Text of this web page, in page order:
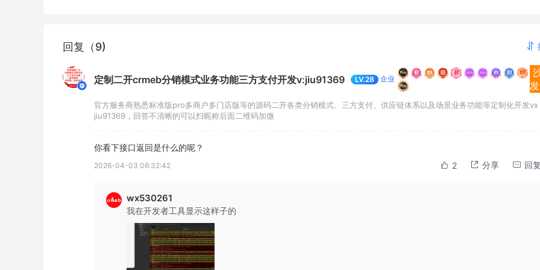
回复（9)
定制二开crmeb分销模式业务功能三方支付开发v:jiu91369 LV.28 企业
发
官方服务商熟悉标准版pro多商户多门店版等的源码二开各类分销模式、三方支付、供应链体系以及场景业务功能等定制化开发vx
jiu91369，回答不清晰的可以扫昵称后面二维码加微
你看下接口返回是什么的呢？
2026-04-03 06:32:42 2 分享 回
wx530261